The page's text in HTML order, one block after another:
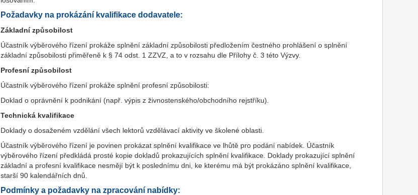
Požadavky na prokázání kvalifikace dodavatele:
Základní způsobilost
Účastník výběrového řízení prokáže splnění základní způsobilosti předložením čestného prohlášení o splnění
základní způsobilosti přiměřeně k § 74 odst. 1 ZZVZ, a to v rozsahu dle Přílohy č. 3 této Výzvy.
Profesní způsobilost
Účastník výběrového řízení prokáže splnění profesní způsobilosti:
Doklad o oprávnění k podnikání (např. výpis z živnostenského/obchodního rejstříku).
Technická kvalifikace
Doklady o dosaženém vzdělání všech lektorů vzdělávací aktivity ve školené oblasti.
Účastník výběrového řízení je povinen prokázat splnění kvalifikace ve lhůtě pro podání nabídek. Účastník
výběrového řízení předkládá prosté kopie dokladů prokazujících splnění kvalifikace. Doklady prokazující splnění
základní a profesní kvalifikace nesmějí být k poslednímu dni, ke kterému má být prokázáno splnění kvalifikace,
starší 90 kalendářních dnů.
Podmínky a požadavky na zpracování nabídky: